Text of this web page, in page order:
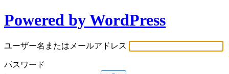
Powered by WordPress
ユーザー名またはメールアドレス
パスワード